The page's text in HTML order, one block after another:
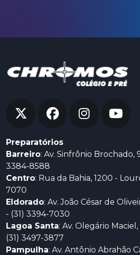
Preparatórios
Barreiro: Av. Sinfrônio Brochado,
3384-8588
Centro: Rua da Bahia, 1200 -
7070
Eldorado: Av. João César de
- (31) 3394-7030
Lagoa Santa: Av. Olegário
(31) 3497-3877
Pampulha: Av. Antônio Abrahão